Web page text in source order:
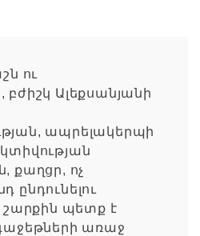
ու
Ալեքսանյանի
ապրելակերպի
քաղցր, ոչ
ընդունելու
շարքին պետք է
առաջ